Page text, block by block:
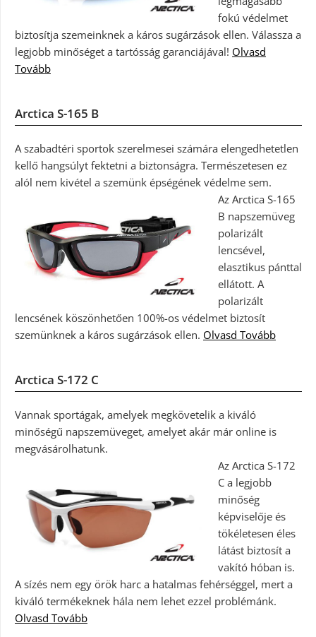
fokú védelmet
biztosítja szemeinknek a káros sugárzások ellen. Válassza a
legjobb minőséget a tartósság garanciájával! Olvasd
Tovább
Arctica S-165 B
A szabadtéri sportok szerelmesei számára elengedhetetlen
kellő hangsúlyt fektetni a biztonságra. Természetesen ez
alól nem kivétel a szemünk épségének védelme sem.
Az Arctica S-165
B napszemüveg
polarizált
lencsével,
elasztikus pánttal
ellátott. A
polarizált
lencsének köszönhetően 100%-os védelmet biztosít
szemünknek a káros sugárzások ellen. Olvasd Tovább
Arctica S-172 C
Vannak sportágak, amelyek megkövetelik a kiváló
minőségű napszemüveget, amelyet akár már online is
megvásárolhatunk.
Az Arctica S-172
C a legjobb
minőség
képviselője és
tökéletesen éles
látást biztosít a
vakító hóban is.
A sízés nem egy örök harc a hatalmas fehérséggel, mert a
kiváló termékeknek hála nem lehet ezzel problémánk.
Olvasd Tovább